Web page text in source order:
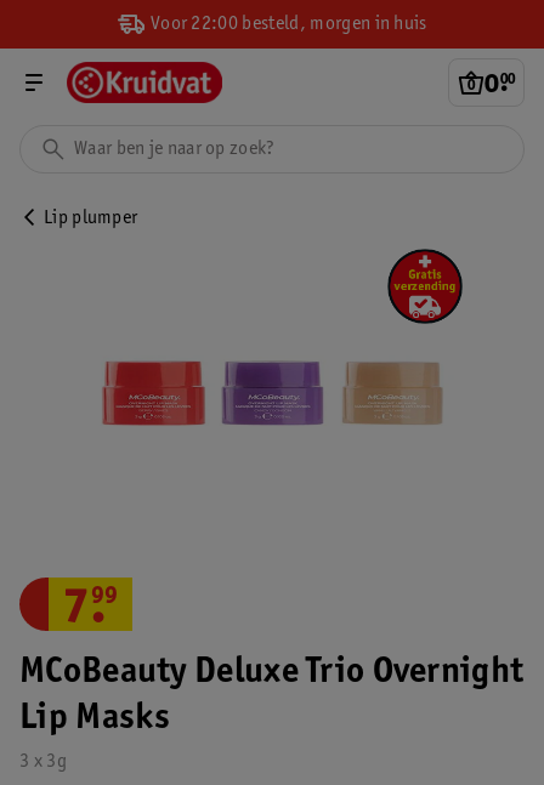
Voor 22:00 besteld, morgen in huis
0.
00
Lip plumper
MCoBeauty Deluxe Trio Overnight
Lip Masks
3 x 3g
7.
99